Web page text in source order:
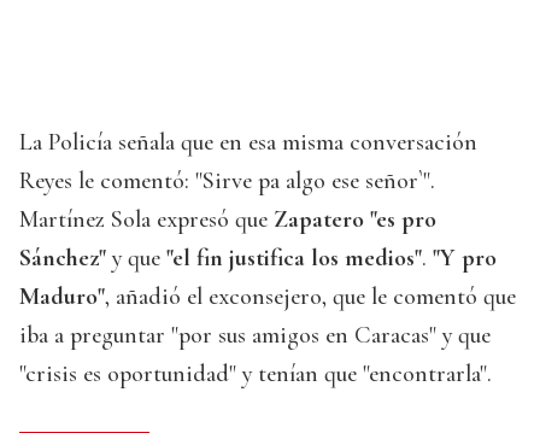
La Policía señala que en esa misma conversación
Reyes le comentó: "Sirve pa algo ese señor`".
Martínez Sola expresó que Zapatero "es pro
Sánchez" y que "el fin justifica los medios". "Y pro
Maduro", añadió el exconsejero, que le comentó que
iba a preguntar "por sus amigos en Caracas" y que
"crisis es oportunidad" y tenían que "encontrarla".